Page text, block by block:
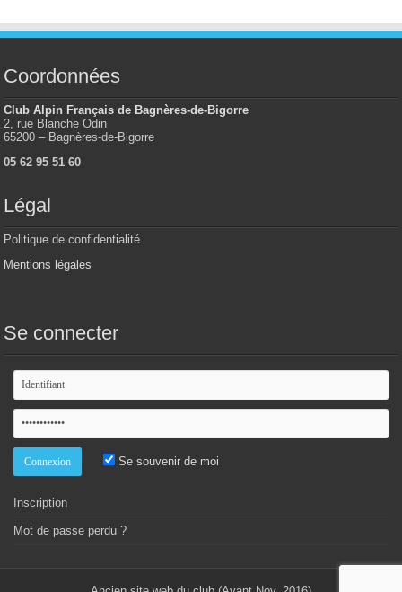
Coordonnées
Club Alpin Français de Bagnères-de-Bigorre
2, rue Blanche Odin
65200 – Bagnères-de-Bigorre
05 62 95 51 60
Légal
Politique de confidentialité
Mentions légales
Se connecter
Se souvenir de moi
Inscription
Mot de passe perdu ?